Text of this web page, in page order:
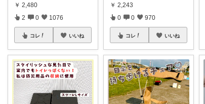
￥ 2,480
2 0 1076
コレ いいね
￥ 2,243
0 0 970
コレ いいね